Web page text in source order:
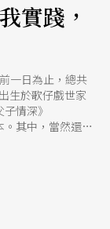
實踐，
一日為止，總共
生於歌仔戲世家
情深》
。其中，當然還有
今（2026）年即
深》與《酒醉賣